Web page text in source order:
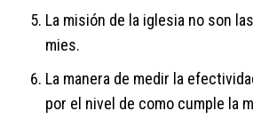
La misión de la iglesia no son
mies.
La manera de medir la
por el nivel de como cumple la